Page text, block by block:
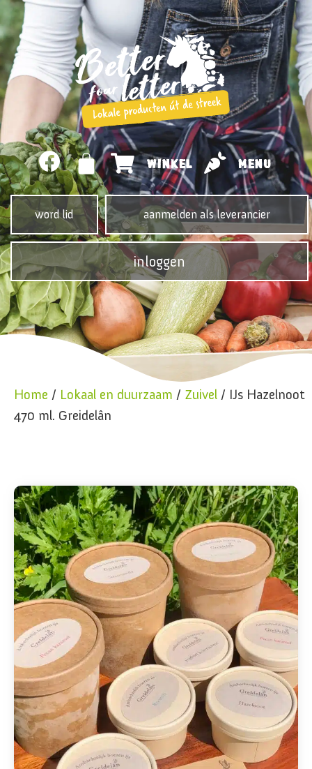
WINKEL MENU
word lid aanmelden als leverancier
inloggen
Home / Lokaal en duurzaam / Zuivel / IJs Hazelnoot
470 ml. Greidelân